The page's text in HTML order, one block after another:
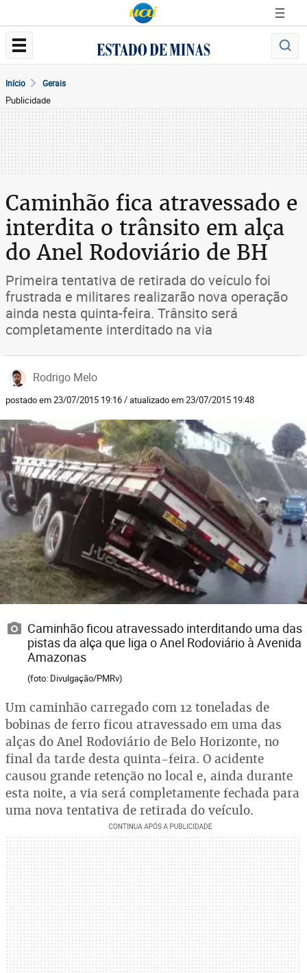
Início Gerais
Publicidade
Caminhão fica atravessado e
interdita o trânsito em alça
do Anel Rodoviário de BH
Primeira tentativa de retirada do veículo foi
frustrada e militares realizarão nova operação
ainda nesta quinta-feira. Trânsito será
completamente interditado na via
Rodrigo Melo
postado em 23/07/2015 19:16 / atualizado em 23/07/2015 19:48
Caminhão ficou atravessado interditando uma das
pistas da alça que liga o Anel Rodoviário à Avenida
Amazonas
(foto: Divulgação/PMRv)
Um caminhão carregado com 12 toneladas de
bobinas de ferro ficou atravessado em uma das
alças do Anel Rodoviário de Belo Horizonte, no
final da tarde desta quinta-feira. O acidente
causou grande retenção no local e, ainda durante
esta noite, a via será completamente fechada para
uma nova tentativa de retirada do veículo.